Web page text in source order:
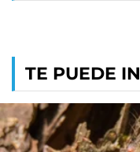
TE PUEDE